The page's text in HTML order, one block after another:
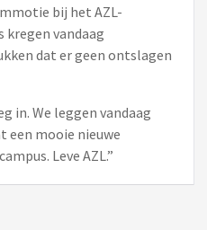
bij het AZL-
kregen vandaag
dat er geen ontslagen
in. We leggen vandaag
een mooie nieuwe
Leve AZL.”